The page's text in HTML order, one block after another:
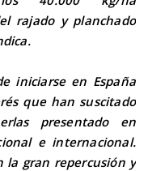
rajado y planchado
iniciarse en España
que han suscitado
presentado en
e internacional.
la gran repercusión y